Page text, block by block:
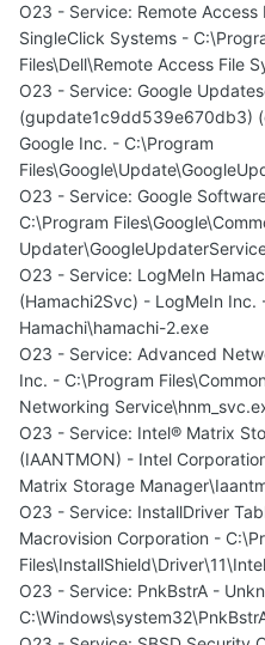
O23 - Service: Remote
SingleClick Systems -
Files\Dell\Remote Access File
O23 - Service: Google
(gupdate1c9dd539e670db3)
Google Inc. - C:\Program
O23 - Service: Google
C:\Program
O23 - Service: LogMeIn
(Hamachi2Svc) - LogMeIn Inc.
Hamachi\hamachi-2.exe
O23 - Service: Advanced
Inc. - C:\Program
Networking
O23 - Service: Intel® Matrix
(IAANTMON) - Intel
Matrix Storage
O23 - Service: InstallDriver
Macrovision Corporation -
O23 - Service: PnkBstrA -